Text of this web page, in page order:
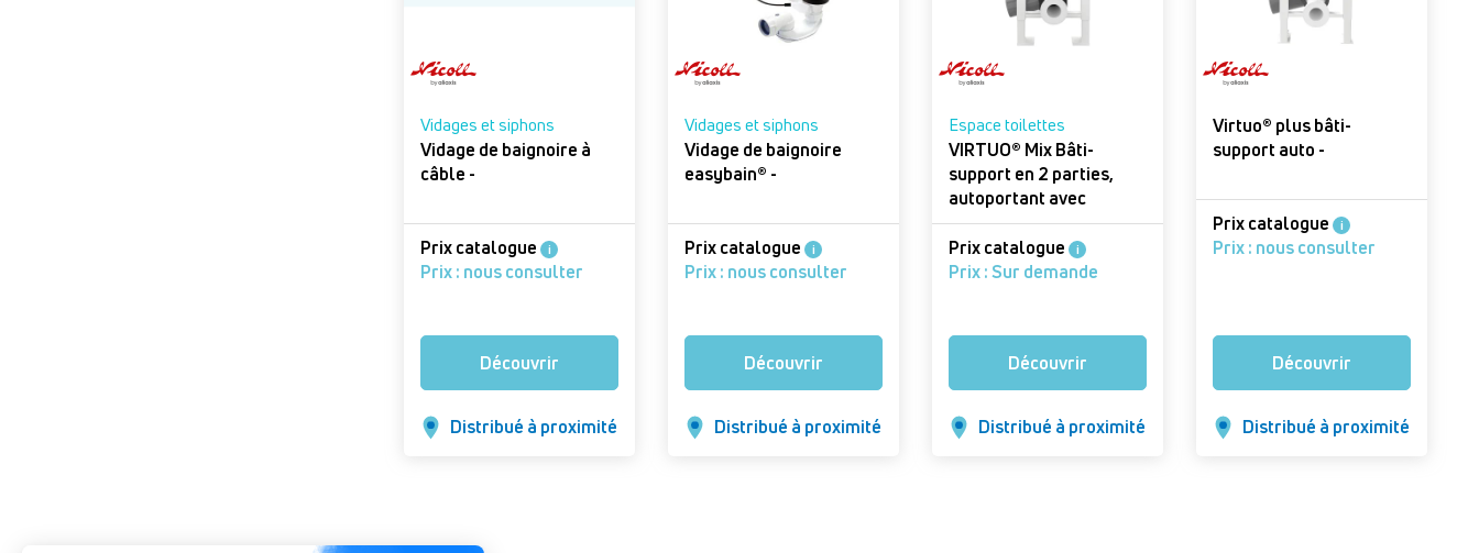
Vidages et siphons
Vidage de baignoire à
câble -
Prix catalogue i
Prix : nous consulter
Découvrir
Distribué à proximité
Vidages et siphons
Vidage de baignoire
easybain® -
Prix catalogue i
Prix : nous consulter
Découvrir
Distribué à proximité
Espace toilettes
VIRTUO® Mix Bâti-
support en 2 parties,
autoportant avec
matières recyclées -
VIRTUO Mix Bâti-support
Prix catalogue i
Prix : Sur demande
Découvrir
Distribué à proximité
Virtuo® plus bâti-
support auto -
Prix catalogue i
Prix : nous consulter
Découvrir
Distribué à proximité